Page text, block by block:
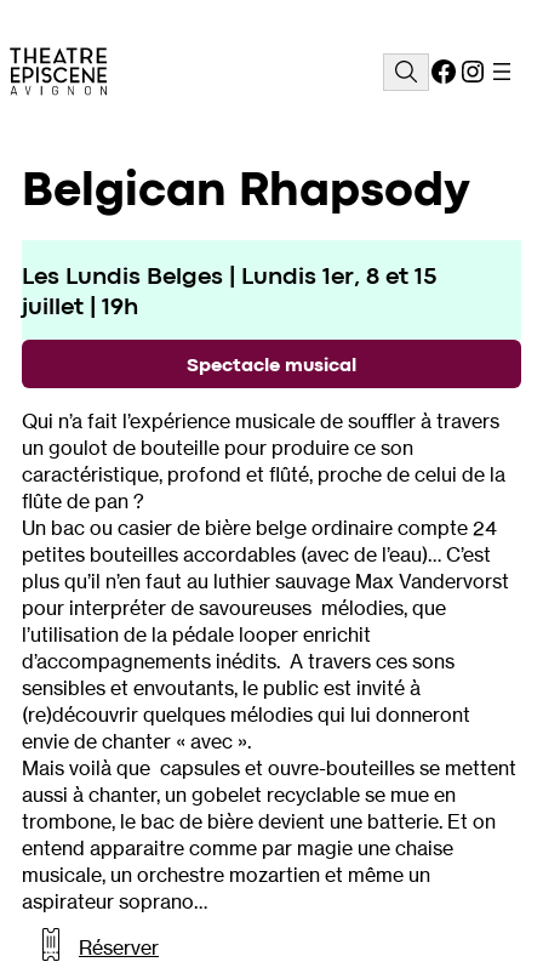
au
contenu
Rechercher
Belgican Rhapsody
Les Lundis Belges | Lundis 1er, 8 et 15
juillet | 19h
Spectacle musical
Qui n’a fait l’expérience musicale de souffler à travers
un goulot de bouteille pour produire ce son
caractéristique, profond et flûté, proche de celui de la
flûte de pan ?
Un bac ou casier de bière belge ordinaire compte 24
petites bouteilles accordables (avec de l’eau)… C’est
plus qu’il n’en faut au luthier sauvage Max Vandervorst
pour interpréter de savoureuses mélodies, que
l’utilisation de la pédale looper enrichit
d’accompagnements inédits. A travers ces sons
sensibles et envoutants, le public est invité à
(re)découvrir quelques mélodies qui lui donneront
envie de chanter « avec ».
Mais voilà que capsules et ouvre-bouteilles se mettent
aussi à chanter, un gobelet recyclable se mue en
trombone, le bac de bière devient une batterie. Et on
entend apparaitre comme par magie une chaise
musicale, un orchestre mozartien et même un
aspirateur soprano…
Réserver